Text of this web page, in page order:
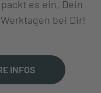
es ein, Dein
bei Dir!
INFOS